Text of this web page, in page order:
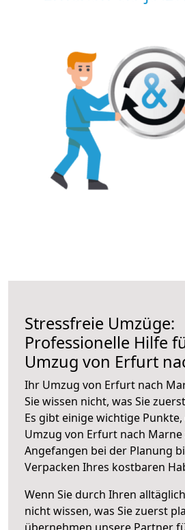
Stressfreie Umzüge:
Professionelle Hilfe
Umzug von Erfurt
Ihr Umzug von Erfurt nach
Sie wissen nicht, was Sie
Es gibt einige wichtige
Umzug von Erfurt nach
Angefangen bei der Planung
Verpacken Ihres kostbaren
Wenn Sie durch Ihren
nicht wissen, was Sie zuerst